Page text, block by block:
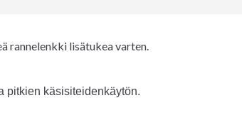
rannelenkki lisätukea varten.
pitkien käsisiteidenkäytön.